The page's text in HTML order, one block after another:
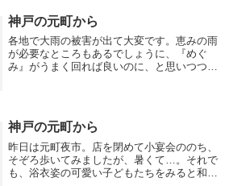
神戸の元町から
各地で大雨の被害が出て大変です。恵みの雨
が必要なところもあるでしょうに、『めぐ
み』がうまく回れば良いのに、と思いつつ、
は...
神戸の元町から
昨日は元町夜市。店を閉めて小宴会ののち、
そぞろ歩いてみましたが、暑くて…。それで
も、浴衣姿の可愛い子どもたちをみると和み